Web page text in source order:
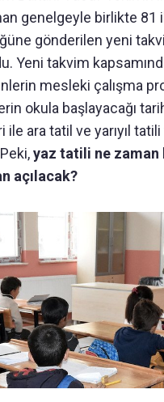
genelgeyle birlikte 81
gönderilen yeni
Yeni takvim
mesleki çalışma
okula başlayacağı
ile ara tatil ve yarıyıl
yaz tatili ne
açılacak?